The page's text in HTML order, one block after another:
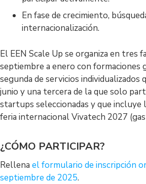
En fase de crecimiento,
internacionalización.
El EEN Scale Up se organiza en tres
septiembre a enero con formaciones
segunda de servicios individualizados
junio y una tercera de la que solo
startups seleccionadas y que incluye
feria internacional Vivatech 2027
¿CÓMO PARTICIPAR?
Rellena el formulario de inscripción
septiembre de 2025.